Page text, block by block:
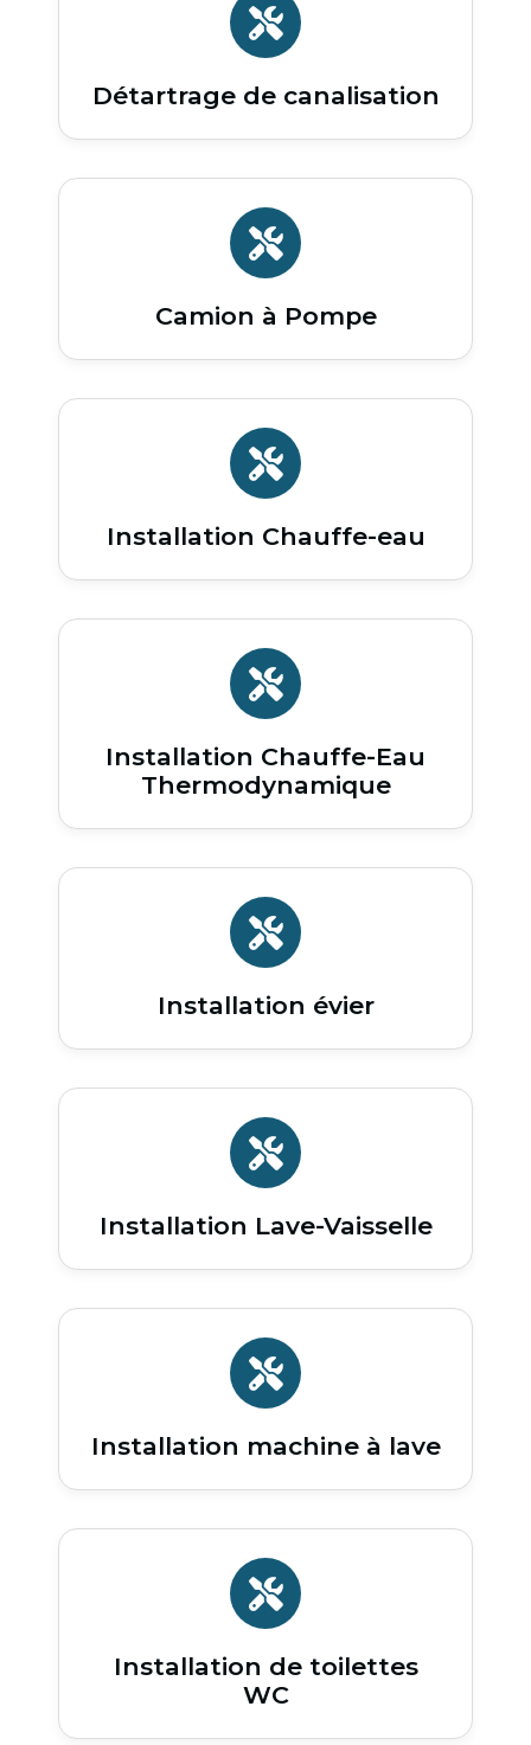
Détartrage de canalisation
Camion à Pompe
Installation Chauffe-eau
Installation Chauffe-Eau
Thermodynamique
Installation évier
Installation Lave-Vaisselle
Installation machine à lave
Installation de toilettes
WC